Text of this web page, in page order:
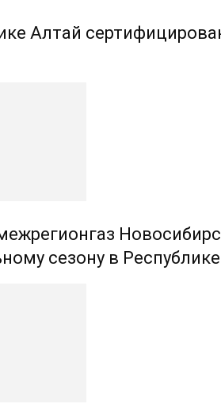
Алтай
сезону в